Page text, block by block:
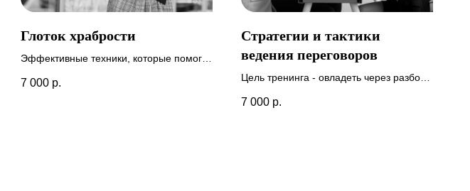
Глоток храбрости
Эффективные техники, которые помогут
гармонию
7 000 р.
Стратегии и тактики
ведения переговоров
Цель тренинга - овладеть через разбор
основными тактиками и техниками по
7 000 р.